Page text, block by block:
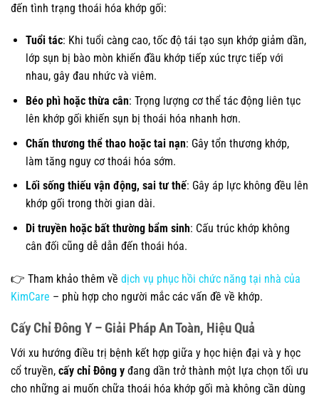
đến tình trạng thoái hóa khớp gối:
Tuổi tác: Khi tuổi càng cao, tốc độ tái tạo sụn khớp giảm dần,
lớp sụn bị bào mòn khiến đầu khớp tiếp xúc trực tiếp với
nhau, gây đau nhức và viêm.
Béo phì hoặc thừa cân: Trọng lượng cơ thể tác động liên tục
lên khớp gối khiến sụn bị thoái hóa nhanh hơn.
Chấn thương thể thao hoặc tai nạn: Gây tổn thương khớp,
làm tăng nguy cơ thoái hóa sớm.
Lối sống thiếu vận động, sai tư thế: Gây áp lực không đều lên
khớp gối trong thời gian dài.
Di truyền hoặc bất thường bẩm sinh: Cấu trúc khớp không
cân đối cũng dễ dẫn đến thoái hóa.
👉 Tham khảo thêm về dịch vụ phục hồi chức năng tại nhà của
KimCare – phù hợp cho người mắc các vấn đề về khớp.
Cấy Chỉ Đông Y – Giải Pháp An Toàn, Hiệu Quả
Với xu hướng điều trị bệnh kết hợp giữa y học hiện đại và y học
cổ truyền, cấy chỉ Đông y đang dần trở thành một lựa chọn tối ưu
cho những ai muốn chữa thoái hóa khớp gối mà không cần dùng